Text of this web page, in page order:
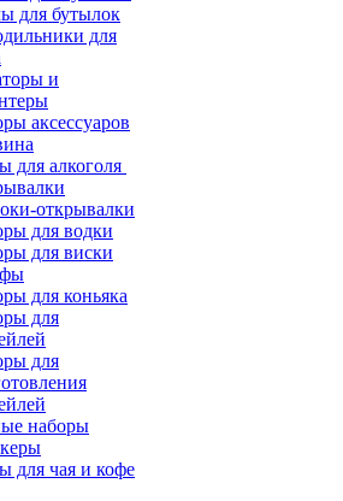
для бутылок
для
и
аксессуаров
для алкоголя
открывалки
для водки
для виски
для коньяка
для
для
наборы
для чая и кофе